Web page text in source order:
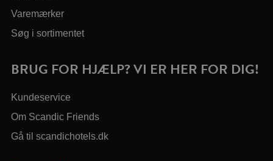
Varemærker
Søg i sortimentet
BRUG FOR HJÆLP? VI ER HER FOR DIG!
Kundeservice
Om Scandic Friends
Gå til scandichotels.dk